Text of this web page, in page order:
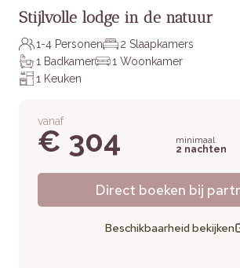
Stijlvolle lodge in de natuur
1-4 Personen
2 Slaapkamers
1 Badkamer
1 Woonkamer
1 Keuken
vanaf
€ 304
minimaal
2 nachten
Direct boeken bij
Beschikbaarheid bekijken